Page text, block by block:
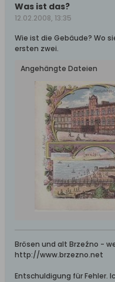
Was ist das?
12.02.2008, 13:35
Wie ist die Gebäude? Wo
ersten zwei.
Angehängte Dateien
Brösen und alt Brzeźno -
http://www.brzezno.net
Entschuldigung für Fehler.